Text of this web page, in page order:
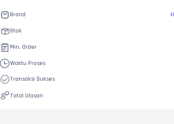
Brand
Stok
Min. Order
Waktu Proses
Transaksi Sukses
Total Ulasan